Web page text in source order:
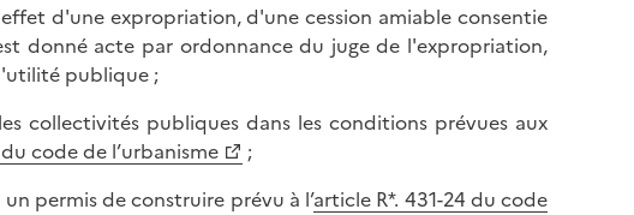
d'une expropriation, d'une cession amiable consentie
donné acte par ordonnance du juge de l'expropriation,
publique ;
collectivités publiques dans les conditions prévues aux
code de l’urbanisme
;
permis de construire prévu à l’article R*. 431-24 du code